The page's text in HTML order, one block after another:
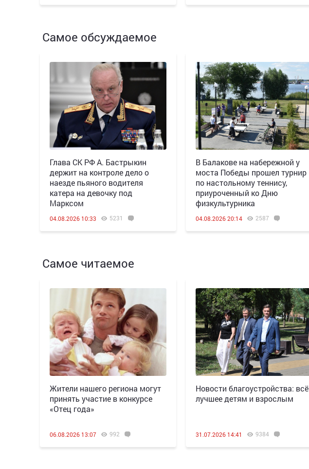
Самое обсуждаемое
Глава СК РФ А. Бастрыкин
держит на контроле дело о
наезде пьяного водителя
катера на девочку под
Марксом
04.08.2026 10:33 5231
В Балакове на набережной у
моста Победы прошел турнир
по настольному теннису,
приуроченный ко Дню
физкультурника
04.08.2026 20:14 2587
Самое читаемое
Жители нашего региона могут
принять участие в конкурсе
«Отец года»
06.08.2026 13:07 992
Новости благоустройства: всё
лучшее детям и взрослым
31.07.2026 14:41 9384